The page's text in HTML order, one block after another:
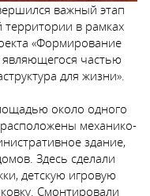
важный этап
территории в рамках
«Формирование
частью
для жизни».
около одного
механико-
здание,
Здесь сделали
детскую игровую
Смонтировали